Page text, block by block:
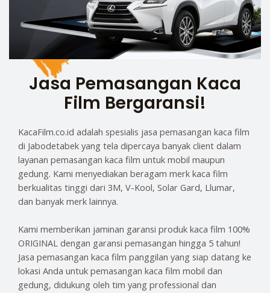
Jasa Pemasangan Kaca
Film Bergaransi!
KacaFilm.co.id adalah spesialis jasa pemasangan kaca film
di Jabodetabek yang tela dipercaya banyak client dalam
layanan pemasangan kaca film untuk mobil maupun
gedung. Kami menyediakan beragam merk kaca film
berkualitas tinggi dari 3M, V-Kool, Solar Gard, Llumar,
dan banyak merk lainnya.
Kami memberikan jaminan garansi produk kaca film 100%
ORIGINAL dengan garansi pemasangan hingga 5 tahun!
Jasa pemasangan kaca film panggilan yang siap datang ke
lokasi Anda untuk pemasangan kaca film mobil dan
gedung, didukung oleh tim yang professional dan